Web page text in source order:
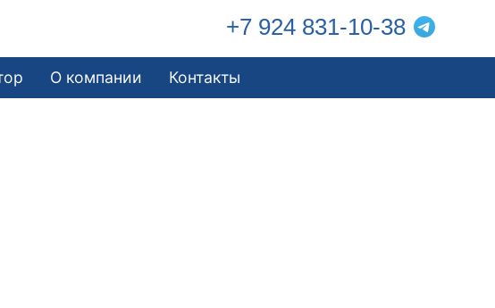
+7 924 831-10-38
О компании Контакты